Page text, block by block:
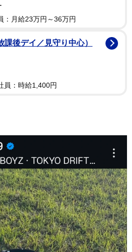
：月給23万円～36万円
課後デイ／見守り中心）
員：時給1,400円